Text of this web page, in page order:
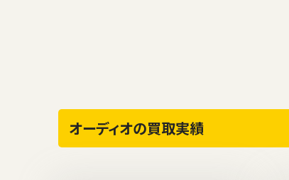
オーディオの買取実績